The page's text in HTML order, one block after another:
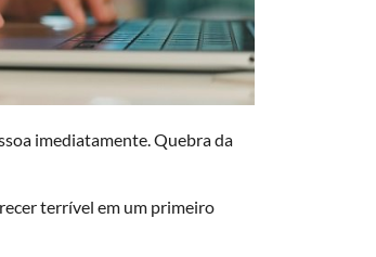
imediatamente. Quebra da
terrível em um primeiro